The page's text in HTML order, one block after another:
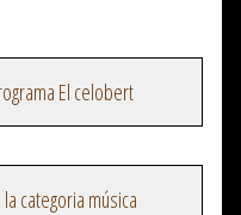
El celobert
categoria música